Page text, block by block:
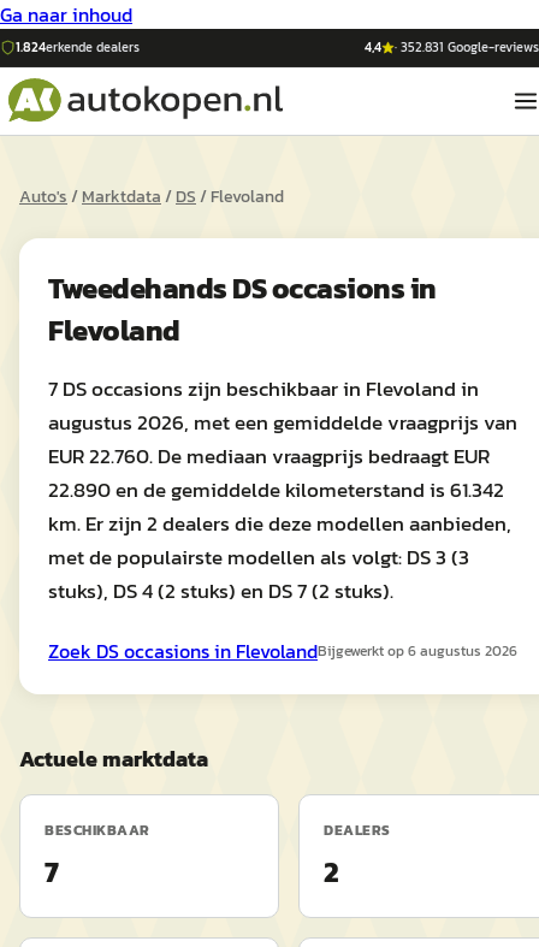
Ga naar inhoud
1.824erkende dealers 4,4 ·352.831 Google-reviews
Auto's/Marktdata/DS/Flevoland
TweedehandsDSoccasions in
Flevoland
7 DS occasions zijn beschikbaar in Flevoland in
augustus 2026, met een gemiddelde vraagprijs van
EUR 22.760. De mediaan vraagprijs bedraagt EUR
22.890 en de gemiddelde kilometerstand is 61.342
km. Er zijn 2 dealers die deze modellen aanbieden,
met de populairste modellen als volgt: DS 3 (3
stuks), DS 4 (2 stuks) en DS 7 (2 stuks).
Zoek DSoccasions in FlevolandBijgewerkt op6 augustus 2026
Actuele marktdata
BESCHIKBAAR
7
DEALERS
2